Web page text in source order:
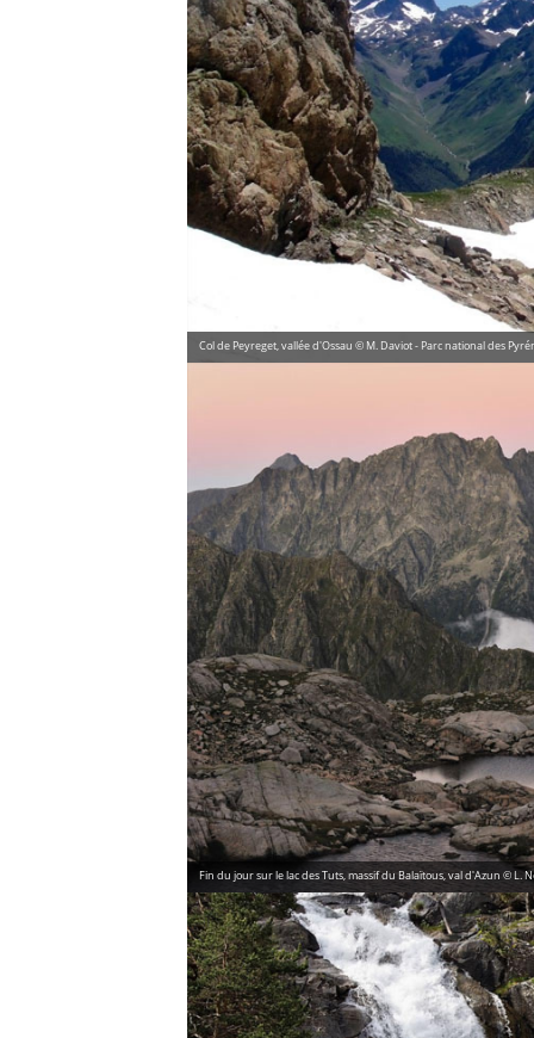
Col de Peyreget, vallée d'Ossau © M. Daviot - Parc national des
Fin du jour sur le lac des Tuts, massif du Balaïtous, val d'Azun © L.